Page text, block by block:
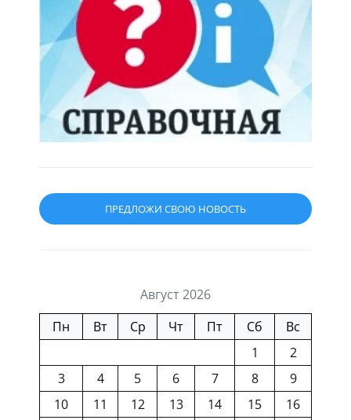
ПРЕДЛОЖИ СВОЮ НОВОСТЬ
Август 2026
Пн
Вт Ср Чт Пт Сб
Вс
1
2
3
4 5 6 7 8
9
10
11 12 13 14 15
16